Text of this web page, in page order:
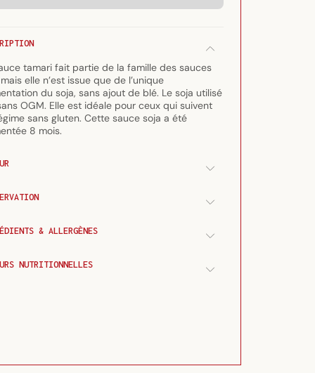
soja
tamari fait partie de la famille des sauces
elle n’est issue que de l’unique
du soja, sans ajout de blé. Le soja utilisé
OGM. Elle est idéale pour ceux qui suivent
sans gluten. Cette sauce soja a été
8 mois.
& ALLERGÈNES
NUTRITIONNELLES